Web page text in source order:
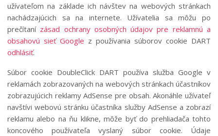
užívateľom na základe ich návštev na webových stránkach
nachádzajúcich sa na internete. Užívatelia sa môžu po
prečítaní zásad ochrany osobných údajov pre reklamnú a
obsahovú sieť Google z používania súborov cookie DART
odhlásiť.
Súbor cookie DoubleClick DART používa služba Google v
reklamách zobrazovaných na webových stránkach účastníkov
zobrazujúcich reklamy AdSense pre obsah. Akonáhle užívateľ
navštívi webovú stránku účastníka služby AdSense a zobrazí
reklamu alebo na ňu klikne, môže byť do prehliadača tohto
koncového používateľa vyslaný súbor cookie. Údaje